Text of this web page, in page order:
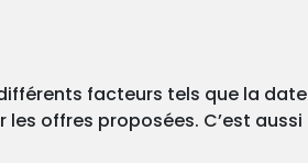
facteurs tels que la date
offres proposées. C’est aussi